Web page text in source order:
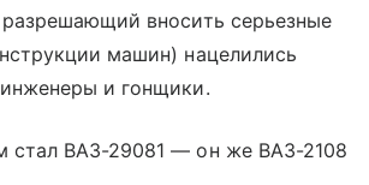
вносить серьезные
машин) нацелились
и гонщики.
стал ВАЗ-29081 — он же ВАЗ-2108